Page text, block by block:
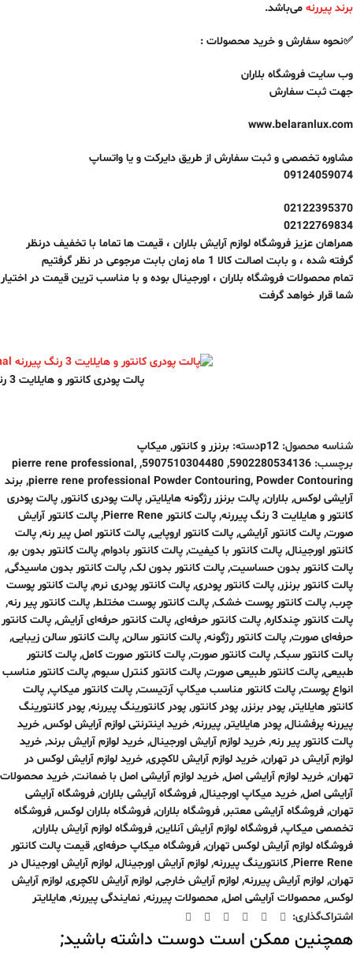
برند پیررنه می‌باشد.
✅نحوه سفارش و خرید محصولات :
وب سایت فروشگاه بلاران
جهت ثبت سفارش
www.belaranlux.com
مشاوره تخصصی و ثبت سفارش از طریق دایرکت و یا واتساپ
09124059074
02122395370
02122769834
همراهان عزیز فروشگاه لوازم آرایش بلاران ، قیمت ها تماما با تخفیف درنظر
گرفته شده ، و بابت اصالت کالا 1 ماه
زمان بابت مرجوعی در نظر گرفتیم
تمام محصولات فروشگاه بلاران ، اورجینال بوده و با مناسب ترین قیمت در اختیار
شما قرار خواهد گرفت
پالت پودری کانتور و هایلایت 3 رنگ پیررنه – بلاران
شناسه محصول: p12دسته: برنزر و کانتور, میکاپ
برچسب: 5902280534136
,
5907510304480
,
pierre rene professional,
pierre rene professional Powder Contouring, Powder Contouring
, برند
آرایشی لوکس, بلاران, پالت برنزر رژگونه هایلایتر, پالت پودری کانتور, پالت پودری
کانتور و هایلایت 3 رنگ پیررنه
, پالت کانتور Pierre Rene , پالت کانتور آرایش
صورت, پالت کانتور آرایشی, پالت کانتور اروپایی, پالت کانتور اصل پیر رنه, پالت
کانتور اورجینال, پالت کانتور با کیفیت, پالت کانتور بادوام, پالت کانتور بدون بو,
پالت کانتور بدون حساسیت, پالت کانتور بدون لک, پالت کانتور بدون ماسیدگی,
پالت کانتور برنزر, پالت کانتور پودری, پالت کانتور پودری نرم, پالت کانتور پوست
چرب, پالت کانتور پوست خشک, پالت کانتور پوست مختلط, پالت کانتور پیر رنه,
پالت کانتور چندکاره, پالت کانتور حرفه‌ای, پالت کانتور حرفه‌ای آرایش, پالت کانتور
حرفه‌ای صورت, پالت کانتور رژگونه, پالت کانتور سالن, پالت کانتور سالن زیبایی,
پالت کانتور سبک, پالت کانتور صورت, پالت کانتور صورت کامل, پالت کانتور
طبیعی, پالت کانتور طبیعی صورت, پالت کانتور کنترل سبوم, پالت کانتور مناسب
انواع پوست, پالت کانتور مناسب میکاپ آرتیست, پالت کانتور میکاپ, پالت
کانتور هایلایتر, پودر برنزر, پودر کانتور, پودر کانتورینگ‌ پیررنه, پودر کانتورینگ‌
پیررنه پرفشنال, پودر هایلایتر, پیررنه, خرید اینترنتی لوازم آرایش لوکس, خرید
پالت کانتور پیر رنه, خرید لوازم آرایش اورجینال, خرید لوازم آرایش برند, خرید
لوازم آرایش در تهران, خرید لوازم آرایش لاکچری, خرید لوازم آرایش لوکس در
تهران, خرید لوازم آرایشی اصل, خرید لوازم آرایشی اصل با ضمانت, خرید محصولات
آرایشی اصل, خرید میکاپ اورجینال, فروشگاه آرایشی بلاران, فروشگاه آرایشی
تهران, فروشگاه آرایشی معتبر, فروشگاه بلاران, فروشگاه بلاران لوکس, فروشگاه
تخصصی میکاپ, فروشگاه لوازم آرایش آنلاین, فروشگاه لوازم آرایش بلاران,
فروشگاه لوازم آرایش لوکس تهران, فروشگاه میکاپ حرفه‌ای, قیمت پالت کانتور
Pierre Rene
, کانتورینگ پیررنه, لوازم آرایش اورجینال, لوازم آرایش اورجینال در
تهران, لوازم آرایش پیررنه, لوازم آرایش خارجی, لوازم آرایش لاکچری, لوازم آرایش
لوکس, محصولات آرایشی اصل, محصولات پیررنه, نمایندگی پیررنه, هایلایتر
اشتراک‌گذاری:
همچنین ممکن است دوست داشته باشید;